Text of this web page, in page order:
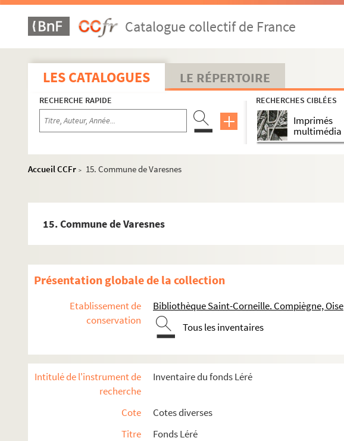
Catalogue collectif de France
LES CATALOGUES LE RÉPERTOIRE
RECHERCHE RAPIDE RECHERCHES CIBLÉES
Imprimés
multimédia
Accueil CCFr >
15. Commune de Varesnes
15. Commune de Varesnes
Présentation globale de la collection
Etablissement de
conservation
Bibliothèque Saint-Corneille. Compiègne, Oise
Tous les inventaires
Intitulé de l'instrument de
recherche
Inventaire du fonds Léré
Cote
Cotes diverses
Titre
Fonds Léré
Botanique
Mycologie
Médailles et monnaies
Métiers
Histoire
Histoire et description de la région
Compiègne
Pierrefonds
Canton de Ressons
Canton de Ribécourt
Arrondissement de Senlis